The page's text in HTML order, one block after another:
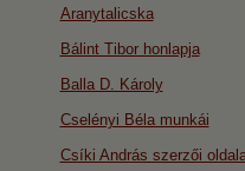
Aranytalicska
Bálint Tibor honlapja
Balla D. Károly
Cselényi Béla munkái
Csíki András szerzői